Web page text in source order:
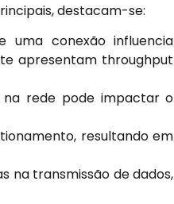
destacam-se:
conexão influencia
apresentam throughput
rede pode impactar o
resultando em
na transmissão de dados,